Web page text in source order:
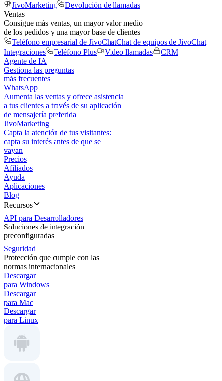
JivoMarketing
Devolución de llamadas
Ventas
Consigue más ventas, un mayor valor medio
de los pedidos y una mayor base de clientes
Teléfono empresarial de JivoChatChat de equipos de JivoChat
Integraciones
Teléfono Plus Video llamadas
CRM
Agente de IA
Gestiona las preguntas
más frecuentes
WhatsApp
Aumenta las ventas y ofrece asistencia
a tus clientes a través de su aplicación
de mensajería preferida
JivoMarketing
Capta la atención de tus visitantes:
capta su interés antes de que se
vayan
Precios
Afiliados
Ayuda
Aplicaciones
Blog
Recursos
API para Desarrolladores
Soluciones de integración
preconfiguradas
Seguridad
Protección que cumple con las
normas internacionales
Descargar
para Windows
Descargar
para Mac
Descargar
para Linux